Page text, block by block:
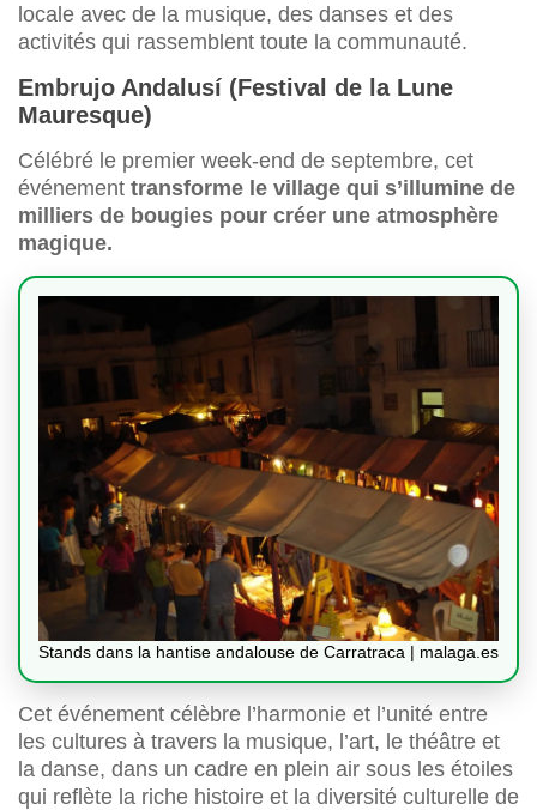
locale avec de la musique, des danses et des
activités qui rassemblent toute la communauté.
Embrujo Andalusí (Festival de la Lune
Mauresque)
Célébré le premier week-end de septembre, cet
événement transforme le village qui s’illumine de
milliers de bougies pour créer une atmosphère
magique.
Stands dans la hantise andalouse de Carratraca | malaga.es
Cet événement célèbre l’harmonie et l’unité entre
les cultures à travers la musique, l’art, le théâtre et
la danse, dans un cadre en plein air sous les étoiles
qui reflète la riche histoire et la diversité culturelle de